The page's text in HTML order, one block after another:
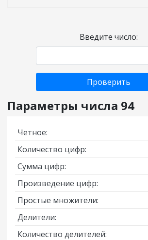
Введите число:
Проверить
Параметры числа 94
Четное:
Количество цифр:
Сумма цифр:
Произведение цифр:
Простые множители:
Делители:
Количество делителей: